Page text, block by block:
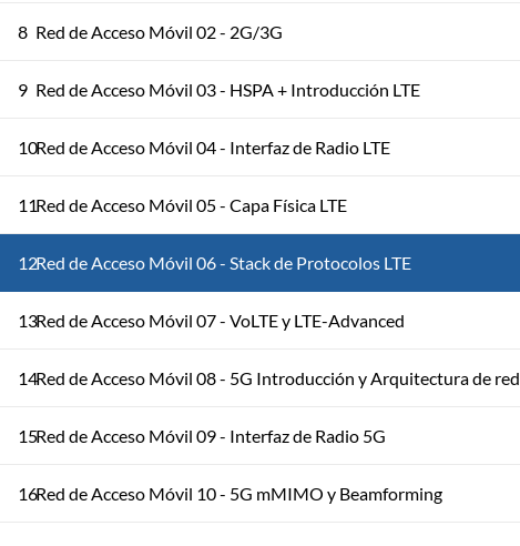
8 Red de Acceso Móvil 02 - 2G/3G
9 Red de Acceso Móvil 03 - HSPA + Introducción LTE
10Red de Acceso Móvil 04 - Interfaz de Radio LTE
11Red de Acceso Móvil 05 - Capa Física LTE
12Red de Acceso Móvil 06 - Stack de Protocolos LTE
13Red de Acceso Móvil 07 - VoLTE y LTE-Advanced
14Red de Acceso Móvil 08 - 5G Introducción y Arquitectura de red
15Red de Acceso Móvil 09 - Interfaz de Radio 5G
16Red de Acceso Móvil 10 - 5G mMIMO y Beamforming